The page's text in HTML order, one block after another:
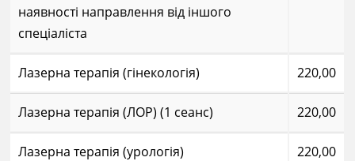
наявності направлення від іншого
спеціаліста
Лазерна терапія (гінекологія) 220,00
Лазерна терапія (ЛОР) (1 сеанс) 220,00
Лазерна терапія (урологія) 220,00